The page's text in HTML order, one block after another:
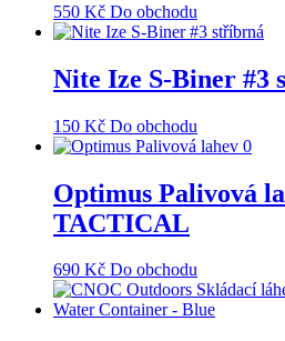
550 Kč Do obchodu
Nite Ize S-Biner #3
150 Kč Do obchodu
Optimus Palivová
TACTICAL
690 Kč Do obchodu